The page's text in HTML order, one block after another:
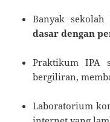
Banyak
dasar dengan
Praktikum IPA
bergiliran,
Laboratorium